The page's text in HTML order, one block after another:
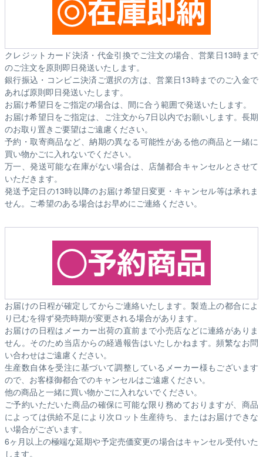
クレジットカード決済・代金引換でご注文の場合、営業日13時まで
のご注文を原則即日発送いたします。
銀行振込・コンビニ決済ご選択の方は、営業日13時までのご入金で
あれば原則即日発送いたします。
お届け希望日をご指定の場合は、間に合う範囲で発送いたします。
お届け希望日をご指定は、ご注文から7日以内でお願いします。長期
のお取り置きご要望はご遠慮ください。
予約・取寄商品など、納期の異なる可能性がある他の商品と一緒に
買い物かごに入れないでください。
万一、発送可能な在庫がない場合は、店舗都合キャンセルとさせて
いただきます。
発送予定日の13時以降のお届け希望日変更・キャンセル等は承れま
せん。ご希望のある場合はお早めにご連絡ください。
お届けの日程が確定してからご連絡いたします。製造上の都合によ
り已むを得ず発売時期が変更される場合があります。
お届けの日程はメーカー出荷の直前まで小売店などに連絡がありま
せん。そのため当店からの経過報告はいたしかねます。頻繁なお問
い合わせはご遠慮ください。
生産数自体を受注に基づいて調整しているメーカー様もございます
ので、お客様御都合でのキャンセルはご遠慮ください。
他の商品と一緒に買い物かごに入れないでください。
ご予約いただいた商品の確保に可能な限り務めておりますが、商品
によっては供給不足により次ロット生産待ち、またはお届けできな
い場合がございます。
6ヶ月以上の極端な延期や予定売価変更の場合はキャンセル受付いた
します。